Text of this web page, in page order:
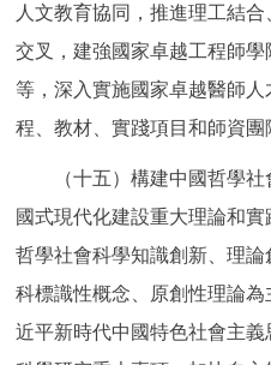
人文教育協同，推進理工結
交叉，建強國家卓越工程師
等，深入實施國家卓越醫師
程、教材、實踐項目和師資團
（十五）構建中國哲學
國式現代化建設重大理論和
哲學社會科學知識創新、理
科標識性概念、原創性理論
近平新時代中國特色社會主